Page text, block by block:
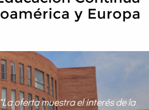
"La oferta muestra el interés de la